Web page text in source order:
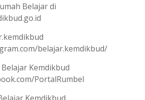
Belajar di
belajar.kemdikbud/
Kemdikbud
PortalRumbel
Kemdikbud